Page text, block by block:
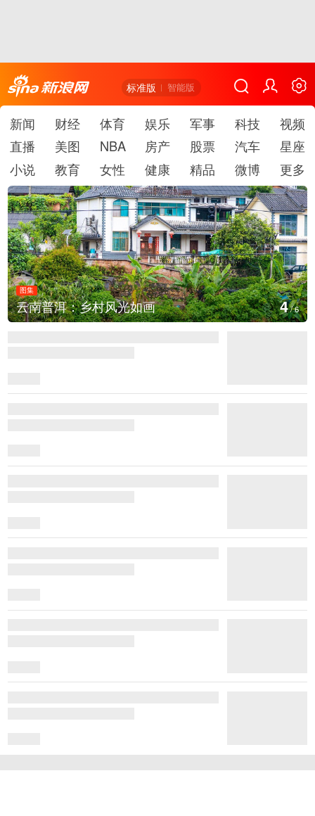
标准版 智能版
新闻 财经 体育 娱乐 军事 科技
视频
直播
美图 NBA 房产 股票 汽车
星座
小说
教育 女性 健康 精品 微博 更多
图集
云南普洱：乡村风光如画 4/6